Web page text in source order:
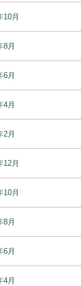
10月
8月
6月
4月
2月
12月
10月
8月
6月
4月